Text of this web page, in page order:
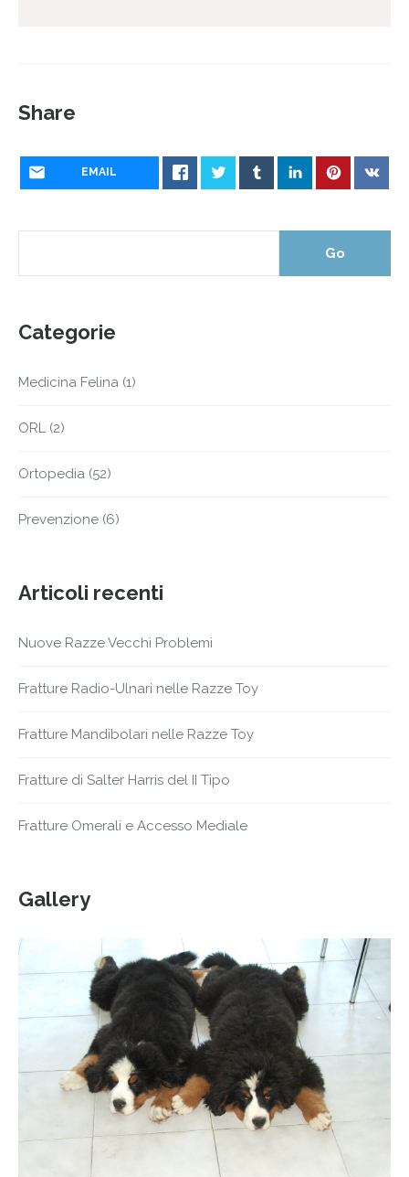
Share
EMAIL
Categorie
Medicina Felina (1)
ORL (2)
Ortopedia (52)
Prevenzione (6)
Articoli recenti
Nuove Razze Vecchi Problemi
Fratture Radio-Ulnari nelle Razze Toy
Fratture Mandibolari nelle Razze Toy
Fratture di Salter Harris del II Tipo
Fratture Omerali e Accesso Mediale
Gallery